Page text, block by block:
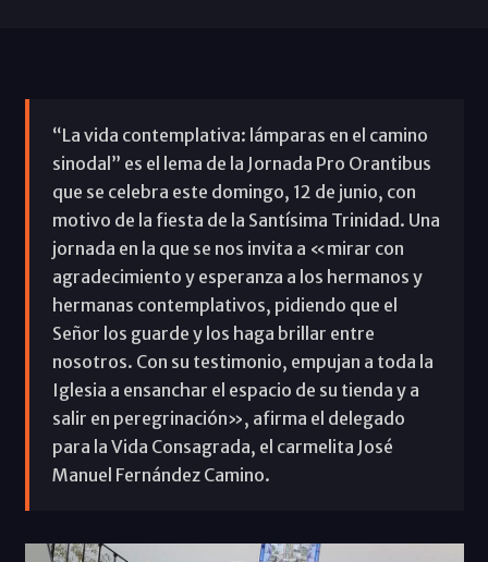
“La vida contemplativa: lámparas en el camino
sinodal” es el lema de la Jornada Pro Orantibus
que se celebra este domingo, 12 de junio, con
motivo de la fiesta de la Santísima Trinidad. Una
jornada en la que se nos invita a «mirar con
agradecimiento y esperanza a los hermanos y
hermanas contemplativos, pidiendo que el
Señor los guarde y los haga brillar entre
nosotros. Con su testimonio, empujan a toda la
Iglesia a ensanchar el espacio de su tienda y a
salir en peregrinación», afirma el delegado
para la Vida Consagrada, el carmelita José
Manuel Fernández Camino.